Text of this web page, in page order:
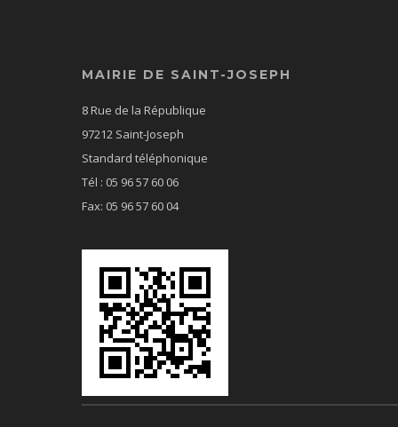
MAIRIE DE SAINT-JOSEPH
8 Rue de la République
97212 Saint-Joseph
Standard téléphonique
Tél : 05 96 57 60 06
Fax: 05 96 57 60 04